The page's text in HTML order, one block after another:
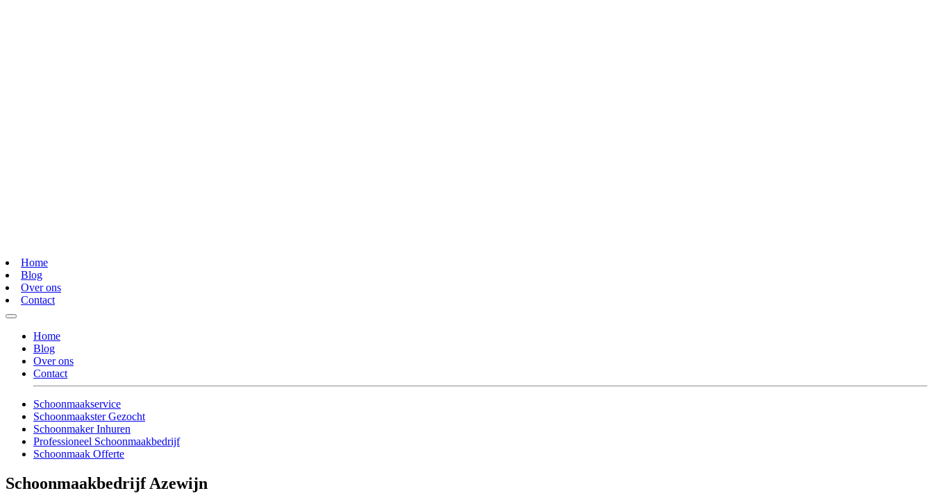
Home
Blog
Over ons
Contact
Home
Blog
Over ons
Contact
Schoonmaakservice
Schoonmaakster Gezocht
Schoonmaker Inhuren
Professioneel Schoonmaakbedrijf
Schoonmaak Offerte
Schoonmaakbedrijf Azewijn